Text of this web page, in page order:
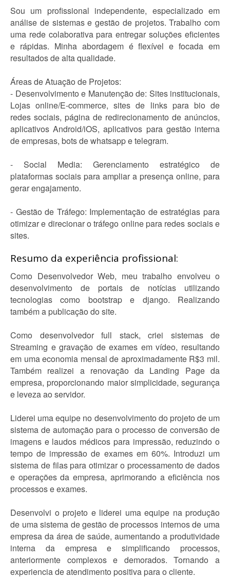
Sou um profissional independente, especializado em
análise de sistemas e gestão de projetos. Trabalho com
uma rede colaborativa para entregar soluções eficientes
e rápidas. Minha abordagem é flexível e focada em
resultados de alta qualidade.
Áreas de Atuação de Projetos:
- Desenvolvimento e Manutenção de: Sites institucionais,
Lojas online/E-commerce, sites de links para bio de
redes sociais, página de redirecionamento de anúncios,
aplicativos Android/iOS, aplicativos para gestão interna
de empresas, bots de whatsapp e telegram.
- Social Media: Gerenciamento estratégico de
plataformas sociais para ampliar a presença online, para
gerar engajamento.
- Gestão de Tráfego: Implementação de estratégias para
otimizar e direcionar o tráfego online para redes sociais e
sites.
Resumo da experiência profissional:
Como Desenvolvedor Web, meu trabalho envolveu o
desenvolvimento de portais de notícias utilizando
tecnologias como bootstrap e django. Realizando
também a publicação do site.
Como desenvolvedor full stack, criei sistemas de
Streaming e gravação de exames em vídeo, resultando
em uma economia mensal de aproximadamente R$3 mil.
Também realizei a renovação da Landing Page da
empresa, proporcionando maior simplicidade, segurança
e leveza ao servidor.
Liderei uma equipe no desenvolvimento do projeto de um
sistema de automação para o processo de conversão de
imagens e laudos médicos para impressão, reduzindo o
tempo de impressão de exames em 60%. Introduzi um
sistema de filas para otimizar o processamento de dados
e operações da empresa, aprimorando a eficiência nos
processos e exames.
Desenvolvi o projeto e liderei uma equipe na produção
de uma sistema de gestão de processos internos de uma
empresa da área de saúde, aumentando a produtividade
interna da empresa e simplificando processos,
anteriormente complexos e demorados. Tornando a
experiencia de atendimento positiva para o cliente.